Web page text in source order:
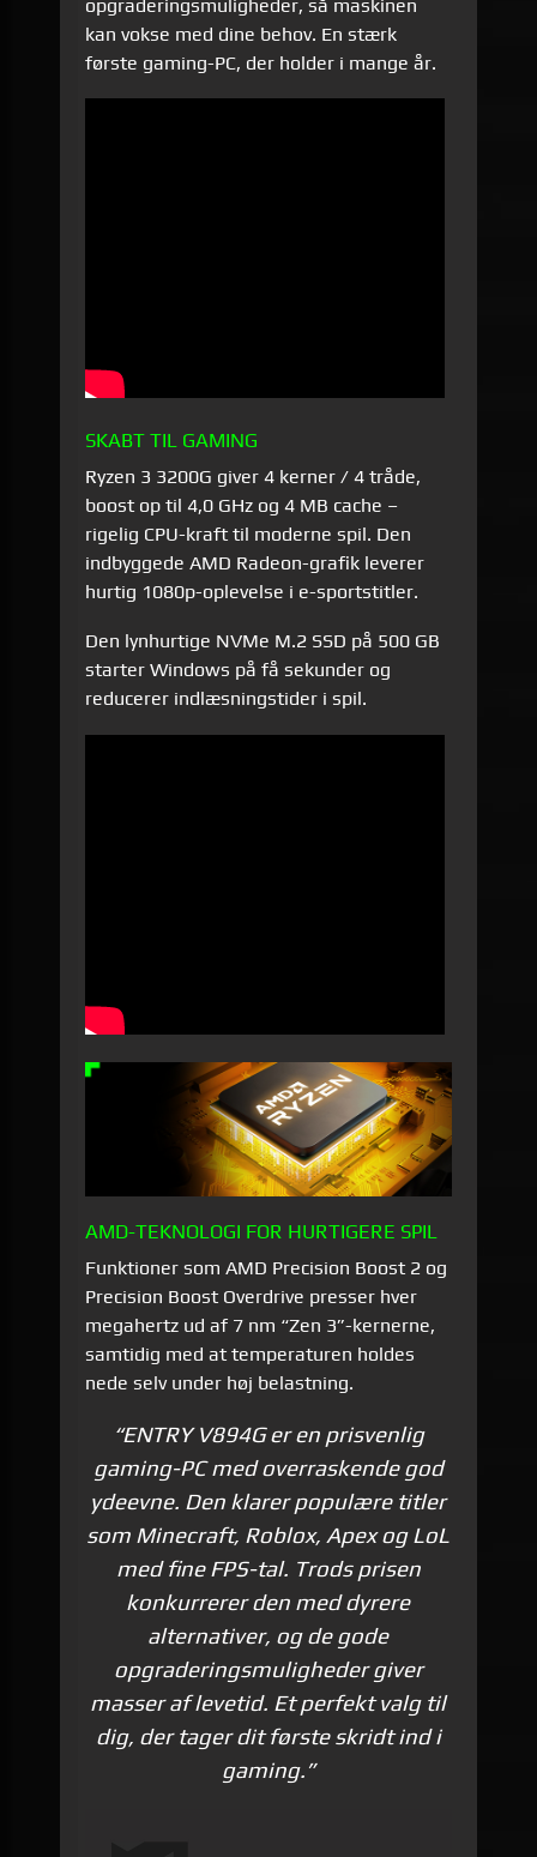
opgraderings­muligheder, så maskinen
kan vokse med dine behov. En stærk
første gaming-PC, der holder i mange år.
SKABT TIL GAMING
Ryzen 3 3200G giver 4 kerner / 4 tråde,
boost op til 4,0 GHz og 4 MB cache –
rigelig CPU-kraft til moderne spil. Den
indbyggede AMD Radeon-grafik leverer
hurtig 1080p-oplevelse i e-sportstitler.
Den lynhurtige NVMe M.2 SSD på 500 GB
starter Windows på få sekunder og
reducerer indlæsningstider i spil.
AMD-TEKNOLOGI FOR HURTIGERE SPIL
Funktioner som AMD Precision Boost 2 og
Precision Boost Overdrive presser hver
megahertz ud af 7 nm “Zen 3”-kernerne,
samtidig med at temperaturen holdes
nede selv under høj belastning.
“ENTRY V894G er en prisvenlig
gaming-PC med overraskende god
ydeevne. Den klarer populære titler
som Minecraft, Roblox, Apex og LoL
med fine FPS-tal. Trods prisen
konkurrerer den med dyrere
alternativer, og de gode
opgraderings­muligheder giver
masser af levetid. Et perfekt valg til
dig, der tager dit første skridt ind i
gaming.”